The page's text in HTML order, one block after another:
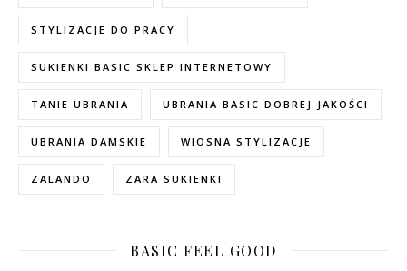
STYLIZACJE DO PRACY
SUKIENKI BASIC SKLEP INTERNETOWY
TANIE UBRANIA UBRANIA BASIC DOBREJ JAKOŚCI
UBRANIA DAMSKIE WIOSNA STYLIZACJE
ZALANDO ZARA SUKIENKI
BASIC FEEL GOOD